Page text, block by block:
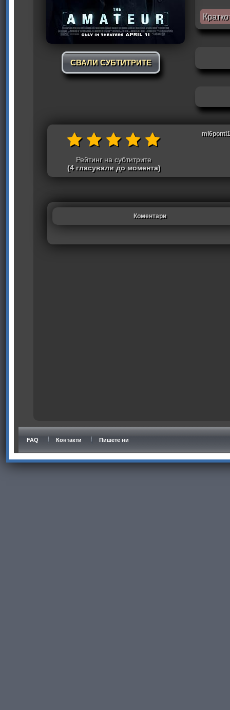
СВАЛИ СУБТИТРИТЕ
Рейтинг на субтитрите
(4 гласували до момента)
Коментари
FAQ Контакти Пишете ни